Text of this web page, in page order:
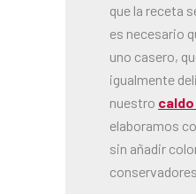
que la receta
es necesario
uno casero,
igualmente
nuestro
elaboramos
sin añadir
conservadores.